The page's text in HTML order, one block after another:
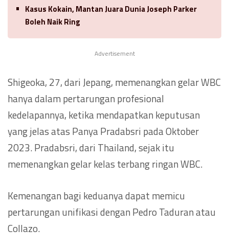
Kasus Kokain, Mantan Juara Dunia Joseph Parker
Boleh Naik Ring
Advertisement
Shigeoka, 27, dari Jepang, memenangkan gelar WBC
hanya dalam pertarungan profesional
kedelapannya, ketika mendapatkan keputusan
yang jelas atas Panya Pradabsri pada Oktober
2023. Pradabsri, dari Thailand, sejak itu
memenangkan gelar kelas terbang ringan WBC.
Kemenangan bagi keduanya dapat memicu
pertarungan unifikasi dengan Pedro Taduran atau
Collazo.